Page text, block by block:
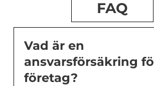
FAQ
Vad är en
ansvarsförsäkring
företag?